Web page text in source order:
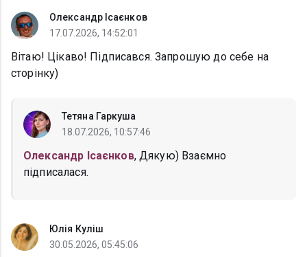
Олександр Ісаєнков
17.07.2026, 14:52:01
Вітаю! Цікаво! Підписався. Запрошую до себе на
сторінку)
Тетяна Гаркуша
18.07.2026, 10:57:46
Олександр Ісаєнков, Дякую) Взаємно
підписалася.
Юлія Куліш
30.05.2026, 05:45:06